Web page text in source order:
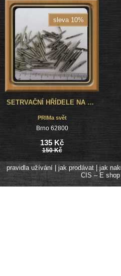
sleva 10%
SETRVAČNÍ HŘÍDELE NA BUDÍKY PRIM - B60, B70, B90 - MIX
PRIMa svět
Brno 62800
135 Kč
150 Kč
pravidla užívání| jak prodávat|jak
CIS – E